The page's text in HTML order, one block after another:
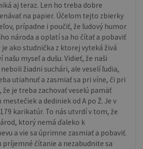
aj teraz. Len ho treba dobre
na papier. Účelom tejto zbierky
prípadne i poučiť, že ľudový humor
národa a oplatí sa ho čítať a pobaviť
ako studnička z ktorej vyteká živá
myseľ a dušu. Vidieť, že naši
žiadni suchári, ale veselí ľudia,
utiahnuť a zasmiať sa pri víne, či pri
že je treba zachovať veselú pamäť
mestečiek a dediniek od A po Ž. Je v
karikatúr. To nás utvrdí v tom, že
ktorý nemá ďaleko k
a vie sa úprimne zasmiať a pobaviť.
príjemné čítanie a nezabudnite sa